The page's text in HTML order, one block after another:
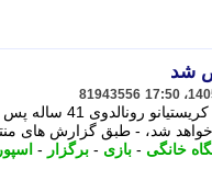
شد
81943556
طبق گزارش های
خانگی - بازی - برگزار -